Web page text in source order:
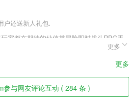
户还送新人礼包.
家都在期待的仙侠类冒险即时战斗RPG手
，带领玩家进入一个全新的仙侠世界，写实细
物模型，华丽绚丽的技能特效，给玩家全新
官网正式版v1.0.0.1这款游戏的玩家千万不
体验吧。
更多
更多
参与网友评论互动 ( 284 条 )